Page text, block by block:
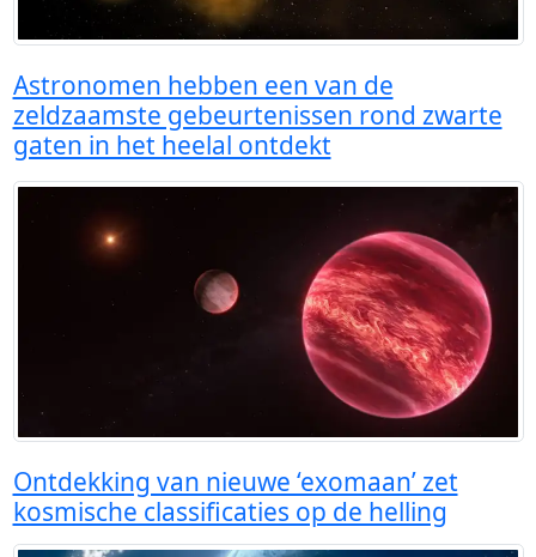
Astronomen hebben een van de
zeldzaamste gebeurtenissen rond zwarte
gaten in het heelal ontdekt
Ontdekking van nieuwe ‘exomaan’ zet
kosmische classificaties op de helling